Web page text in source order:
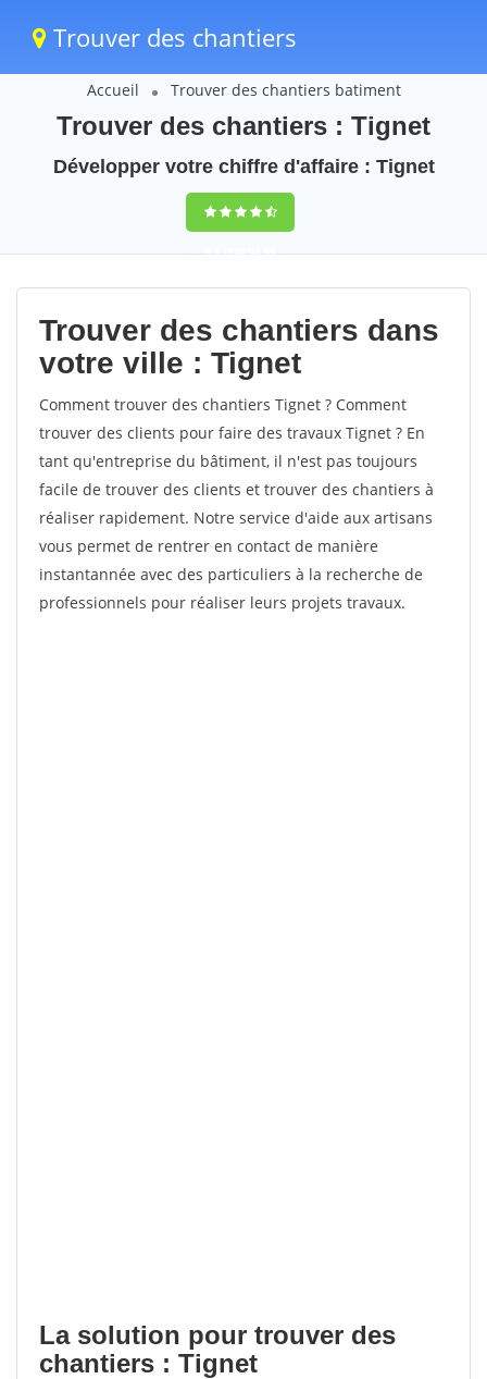
Trouver des chantiers
Accueil Trouver des chantiers batiment
Trouver des chantiers : Tignet
Développer votre chiffre d'affaire : Tignet
9,5(100%)39
votes
Trouver des chantiers dans
votre ville : Tignet
Comment trouver des chantiers Tignet ? Comment
trouver des clients pour faire des travaux Tignet ? En
tant qu'entreprise du bâtiment, il n'est pas toujours
facile de trouver des clients et trouver des chantiers à
réaliser rapidement. Notre service d'aide aux artisans
vous permet de rentrer en contact de manière
instantannée avec des particuliers à la recherche de
professionnels pour réaliser leurs projets travaux.
La solution pour trouver des
chantiers : Tignet